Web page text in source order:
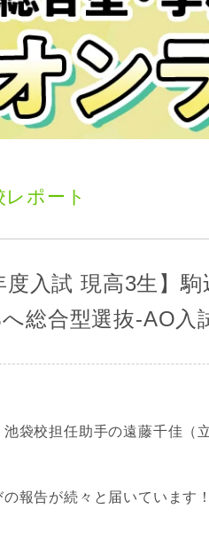
レポート
度入試 現高3生】
総合型選抜‐AO入
池袋校担任助手の遠藤千佳（
報告が続々と届いています！